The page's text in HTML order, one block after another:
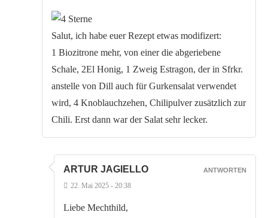
Salut, ich habe euer Rezept etwas modifizert:
1 Biozitrone mehr, von einer die abgeriebene
Schale, 2El Honig, 1 Zweig Estragon, der in Sfrkr.
anstelle von Dill auch für Gurkensalat verwendet
wird, 4 Knoblauchzehen, Chilipulver zusätzlich zur
Chili. Erst dann war der Salat sehr lecker.
ARTUR JAGIELLO
22. Mai 2025 - 20:38
Liebe Mechthild,
ANTWORTEN